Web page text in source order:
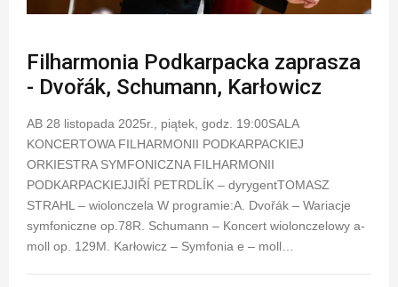
Filharmonia Podkarpacka zaprasza
- Dvořák, Schumann, Karłowicz
AB 28 listopada 2025r., piątek, godz. 19:00SALA
KONCERTOWA FILHARMONII PODKARPACKIEJ
ORKIESTRA SYMFONICZNA FILHARMONII
PODKARPACKIEJJIŘÍ PETRDLÍK – dyrygentTOMASZ
STRAHL – wiolonczela W programie:A. Dvořák – Wariacje
symfoniczne op.78R. Schumann – Koncert wiolonczelowy a-
moll op. 129M. Karłowicz – Symfonia e – moll…